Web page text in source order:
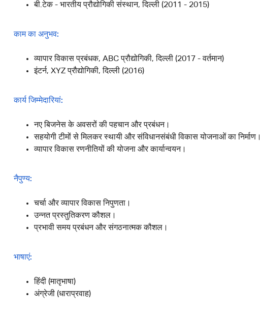
बी.टेक - भारतीय प्रौद्योगिकी संस्थान, दिल्ली (2011 - 2015)
काम का अनुभव:
व्यापार विकास प्रबंधक, ABC प्रौद्योगिकी, दिल्ली (2017 - वर्तमान)
इंटर्न, XYZ प्रौद्योगिकी, दिल्ली (2016)
कार्य जिम्मेदारियां:
नए बिजनेस के अवसरों की पहचान और प्रबंधन।
सहयोगी टीमों से मिलकर स्थायी और संविधानसंबंधी विकास योजनाओं का निर्माण।
व्यापार विकास रणनीतियों की योजना और कार्यान्वयन।
नैपुण्य:
चर्चा और व्यापार विकास निपुणता।
उन्नत प्रस्तुतिकरण कौशल।
प्रभावी समय प्रबंधन और संगठनात्मक कौशल।
भाषाएं:
हिंदी (मातृभाषा)
अंग्रेजी (धाराप्रवाह)